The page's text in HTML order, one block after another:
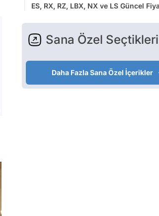
ES, RX, RZ, LBX, NX ve LS Güncel
Sana Özel
Daha Fazla Sana Özel İçerikler